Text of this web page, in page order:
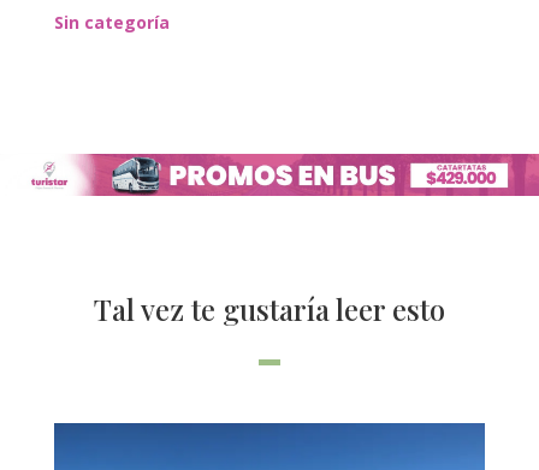
Sin categoría
Tal vez te gustaría leer esto